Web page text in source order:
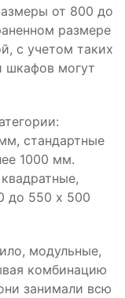
от 800 до
размере
с учетом таких
шкафов могут
стандартные
1000 мм.
до 550 х 500
модульные,
комбинацию
занимали всю